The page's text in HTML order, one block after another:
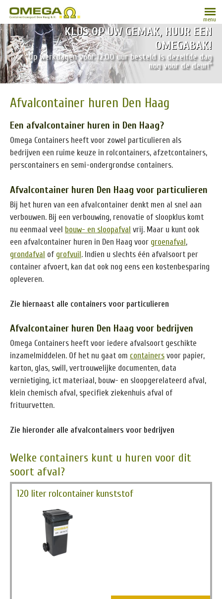
menu
KLUS OP UW GEMAK, HUUR EEN
OMEGABAK!
“Op werkdagen vóór 12:00 uur besteld is dezelfde dag
nog voor de deur!”
Afvalcontainer huren Den Haag
Een afvalcontainer huren in Den Haag?
Omega Containers heeft voor zowel particulieren als
bedrijven een ruime keuze in rolcontainers, afzetcontainers,
perscontainers en semi-ondergrondse containers.
Afvalcontainer huren Den Haag voor particulieren
Bij het huren van een afvalcontainer denkt men al snel aan
verbouwen. Bij een verbouwing, renovatie of sloopklus komt
nu eenmaal veel bouw- en sloopafval vrij. Maar u kunt ook
een afvalcontainer huren in Den Haag voor groenafval,
grondafval of grofvuil. Indien u slechts één afvalsoort per
container afvoert, kan dat ook nog eens een kostenbesparing
opleveren.
Zie hiernaast alle containers voor particulieren
Afvalcontainer huren Den Haag voor bedrijven
Omega Containers heeft voor iedere afvalsoort geschikte
inzamelmiddelen. Of het nu gaat om containers voor papier,
karton, glas, swill, vertrouwelijke documenten, data
vernietiging, ict materiaal, bouw- en sloopgerelateerd afval,
klein chemisch afval, specifiek ziekenhuis afval of
frituurvetten.
Zie hieronder alle afvalcontainers voor bedrijven
Welke containers kunt u huren voor dit
soort afval?
120 liter rolcontainer kunststof